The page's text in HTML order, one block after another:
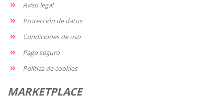
Aviso legal
Protección de datos
Condiciones de uso
Pago seguro
Política de cookies
MARKETPLACE